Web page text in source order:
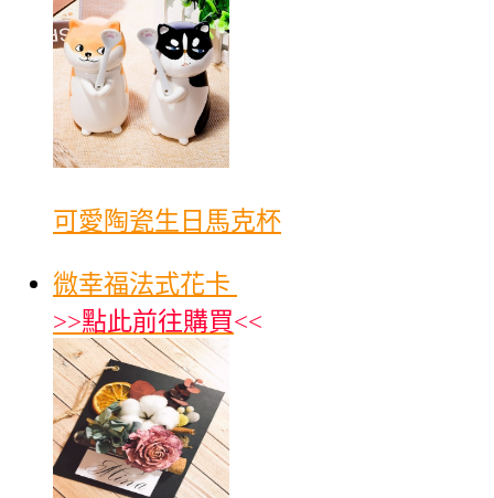
可愛陶瓷生日馬克杯
微幸福法式花卡
>>點此前往購買<<